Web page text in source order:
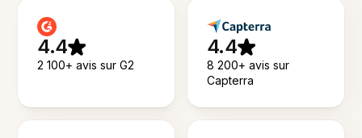
4.4
2 100+ avis sur G2
4.4
8 200+ avis sur
Capterra